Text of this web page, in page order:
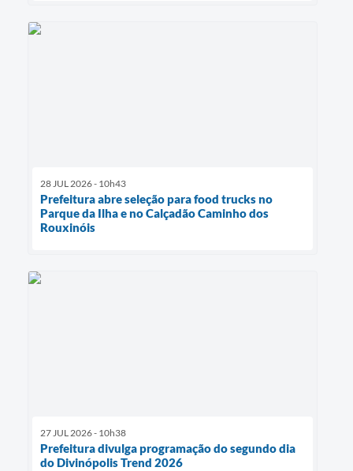
28 JUL 2026 - 10h43
Prefeitura abre seleção para food trucks no
Parque da Ilha e no Calçadão Caminho dos
Rouxinóis
27 JUL 2026 - 10h38
Prefeitura divulga programação do segundo dia
do Divinópolis Trend 2026